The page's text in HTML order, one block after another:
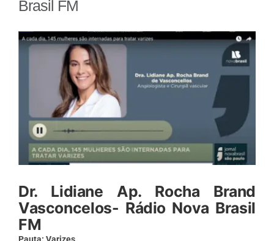
Brasil FM
View
Larger
Dr. Lidiane Ap. Rocha Brand
Vasconcelos- Rádio Nova Brasil
FM